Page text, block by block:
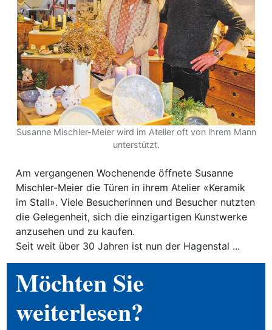
Region
Susanne Mischler-Meier wird im Atelier oft von ihrem Mann
unterstützt.
Am vergangenen Wochenende öffnete Susanne
Mischler-Meier die Türen in ihrem Atelier «Keramik
im Stall». Viele Besucherinnen und Besucher nutzten
die Gelegenheit, sich die einzigartigen Kunstwerke
anzusehen und zu kaufen.
Seit weit über 30 Jahren ist nun der Hagenstal ...
Möchten Sie
weiterlesen?